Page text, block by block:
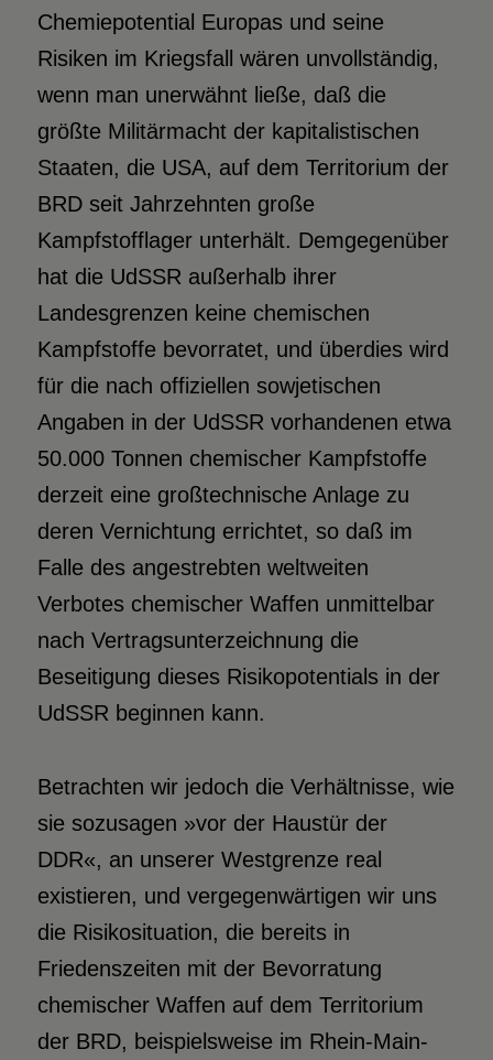
Chemiepotential Europas und seine
Risiken im Kriegsfall wären unvollständig,
wenn man unerwähnt ließe, daß die
größte Militärmacht der kapitalistischen
Staaten, die USA, auf dem Territorium der
BRD seit Jahrzehnten große
Kampfstofflager unterhält. Demgegenüber
hat die UdSSR außerhalb ihrer
Landesgrenzen keine chemischen
Kampfstoffe bevorratet, und überdies wird
für die nach offiziellen sowjetischen
Angaben in der UdSSR vorhandenen etwa
50.000 Tonnen chemischer Kampfstoffe
derzeit eine großtechnische Anlage zu
deren Vernichtung errichtet, so daß im
Falle des angestrebten weltweiten
Verbotes chemischer Waffen unmittelbar
nach Vertragsunterzeichnung die
Beseitigung dieses Risikopotentials in der
UdSSR beginnen kann.
Betrachten wir jedoch die Verhältnisse, wie
sie sozusagen »vor der Haustür der
DDR«, an unserer Westgrenze real
existieren, und vergegenwärtigen wir uns
die Risikosituation, die bereits in
Friedenszeiten mit der Bevorratung
chemischer Waffen auf dem Territorium
der BRD, beispielsweise im Rhein-Main-